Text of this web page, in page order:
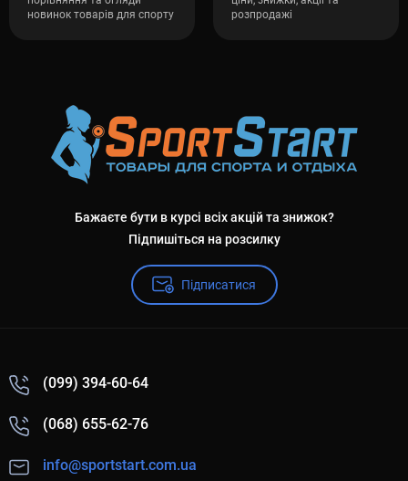
новинок товарів для спорту
розпродажі
Бажаєте бути в курсі всіх акцій та знижок?
Підпишіться на розсилку
Підписатися
(099) 394-60-64
(068) 655-62-76
info@sportstart.com.ua